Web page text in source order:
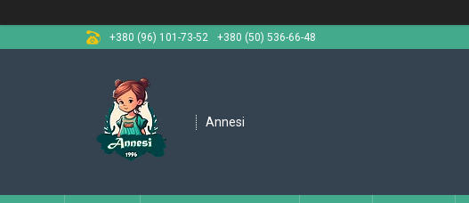
+380 (96) 101-73-52 +380 (50) 536-66-48
Annesi